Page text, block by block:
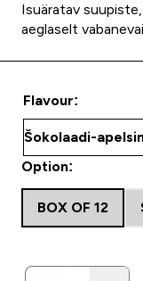
Isuäratav suupiste,
aeglaselt
Flavour:
Option:
BOX OF 12